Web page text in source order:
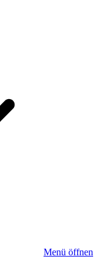
Menü öffnen